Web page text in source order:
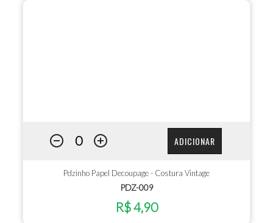
ADICIONAR
Pdzinho Papel Decoupage - Costura Vintage
PDZ-009
R$ 4,90